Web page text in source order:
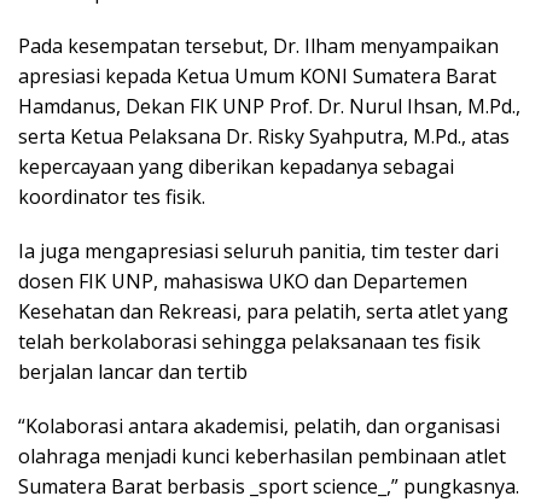
Pada kesempatan tersebut, Dr. Ilham menyampaikan
apresiasi kepada Ketua Umum KONI Sumatera Barat
Hamdanus, Dekan FIK UNP Prof. Dr. Nurul Ihsan, M.Pd.,
serta Ketua Pelaksana Dr. Risky Syahputra, M.Pd., atas
kepercayaan yang diberikan kepadanya sebagai
koordinator tes fisik.
Ia juga mengapresiasi seluruh panitia, tim tester dari
dosen FIK UNP, mahasiswa UKO dan Departemen
Kesehatan dan Rekreasi, para pelatih, serta atlet yang
telah berkolaborasi sehingga pelaksanaan tes fisik
berjalan lancar dan tertib
“Kolaborasi antara akademisi, pelatih, dan organisasi
olahraga menjadi kunci keberhasilan pembinaan atlet
Sumatera Barat berbasis _sport science_,” pungkasnya.